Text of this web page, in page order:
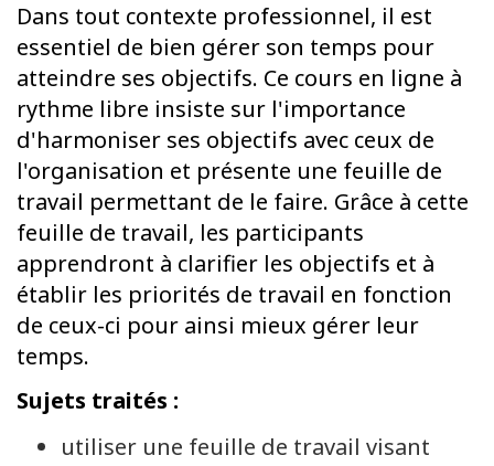
Dans tout contexte professionnel, il est
essentiel de bien gérer son temps pour
atteindre ses objectifs. Ce cours en ligne à
rythme libre insiste sur l'importance
d'harmoniser ses objectifs avec ceux de
l'organisation et présente une feuille de
travail permettant de le faire. Grâce à cette
feuille de travail, les participants
apprendront à clarifier les objectifs et à
établir les priorités de travail en fonction
de ceux-ci pour ainsi mieux gérer leur
temps.
Sujets traités :
utiliser une feuille de travail visant